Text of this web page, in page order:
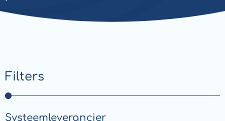
Filters
Systeemleverancier